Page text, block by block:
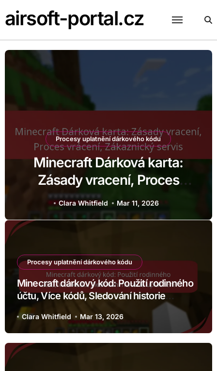
to
content
airsoft-portal.cz
Procesy uplatnění dárkového kódu
Minecraft dárkový kód:
rodinného účtu, Více
Sledování historie
Clara Whitfield
Procesy uplatnění dárkového kódu
Minecraft dárkový kód: Použití rodinného
účtu, Více kódů, Sledování historie
uplatnění
Clara Whitfield Mar 13, 2026